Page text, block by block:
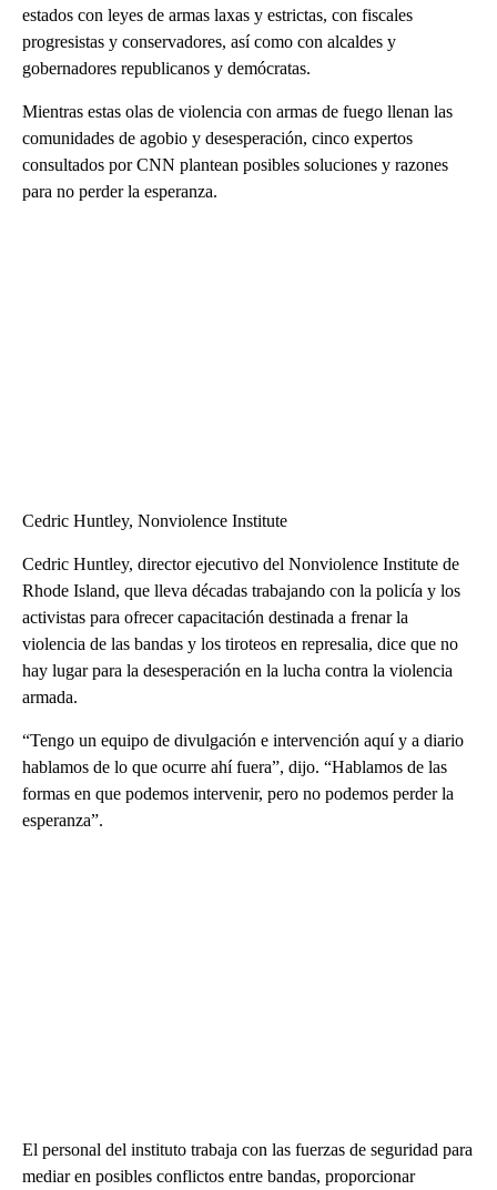
estados con leyes de armas laxas y estrictas, con fiscales
progresistas y conservadores, así como con alcaldes y
gobernadores republicanos y demócratas.
Mientras estas olas de violencia con armas de fuego llenan las
comunidades de agobio y desesperación, cinco expertos
consultados por CNN plantean posibles soluciones y razones
para no perder la esperanza.
Cedric Huntley, Nonviolence Institute
Cedric Huntley, director ejecutivo del Nonviolence Institute de
Rhode Island, que lleva décadas trabajando con la policía y los
activistas para ofrecer capacitación destinada a frenar la
violencia de las bandas y los tiroteos en represalia, dice que no
hay lugar para la desesperación en la lucha contra la violencia
armada.
“Tengo un equipo de divulgación e intervención aquí y a diario
hablamos de lo que ocurre ahí fuera”, dijo. “Hablamos de las
formas en que podemos intervenir, pero no podemos perder la
esperanza”.
El personal del instituto trabaja con las fuerzas de seguridad para
mediar en posibles conflictos entre bandas, proporcionar